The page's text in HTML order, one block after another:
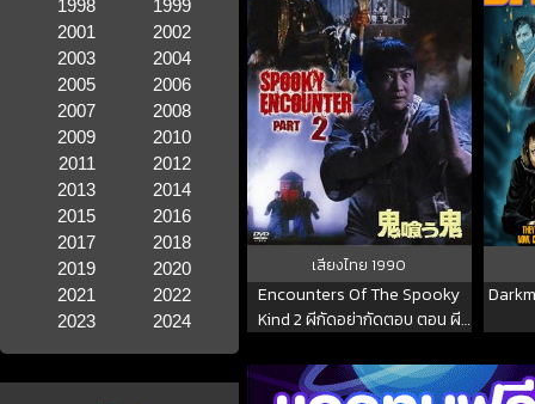
1998
1999
2001
2002
2003
2004
2005
2006
2007
2008
2009
2010
2011
2012
2013
2014
2015
2016
2017
2018
2019
2020
2021
2022
2023
2024
เสียงไทย1990
Encounters Of The Spooky
Kind 2 ผีกัดอย่ากัดตอบ ตอน ผี